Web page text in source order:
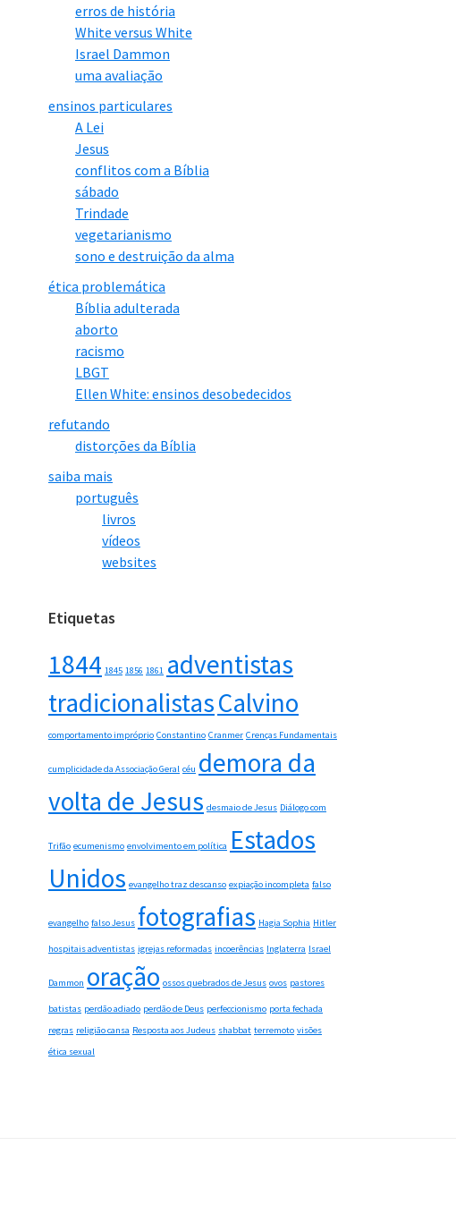
erros de história
White versus White
Israel Dammon
uma avaliação
ensinos particulares
A Lei
Jesus
conflitos com a Bíblia
sábado
Trindade
vegetarianismo
sono e destruição da alma
ética problemática
Bíblia adulterada
aborto
racismo
LBGT
Ellen White: ensinos desobedecidos
refutando
distorções da Bíblia
saiba mais
português
livros
vídeos
websites
Etiquetas
1844 1845 1856 1861 adventistas
tradicionalistasCalvino
comportamento impróprio Constantino Cranmer Crenças Fundamentais
cumplicidade da Associação Geral céu demora da
volta de Jesus desmaio de Jesus Diálogo com
Trifão ecumenismo envolvimento em política Estados
Unidos evangelho traz descanso expiação incompleta falso
evangelho falso Jesus fotografias Hagia Sophia Hitler
hospitais adventistas igrejas reformadas incoerências Inglaterra Israel
Dammon oração ossos quebrados de Jesus ovos pastores
batistas perdão adiado perdão de Deus perfeccionismo porta fechada
regras religião cansa Resposta aos Judeus shabbat terremoto visões
ética sexual